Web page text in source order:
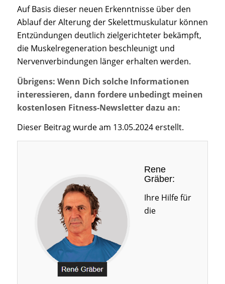
Auf Basis dieser neuen Erkenntnisse über den
Ablauf der Alterung der Skelettmuskulatur können
Entzündungen deutlich zielgerichteter bekämpft,
die Muskelregeneration beschleunigt und
Nervenverbindungen länger erhalten werden.
Übrigens: Wenn Dich solche Informationen
interessieren, dann fordere unbedingt meinen
kostenlosen Fitness-Newsletter dazu an:
Dieser Beitrag wurde am 13.05.2024 erstellt.
Rene
Gräber:
Ihre Hilfe für
die